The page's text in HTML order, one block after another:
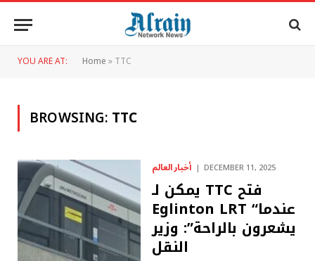
YOU ARE AT: Home»TTC
BROWSING:TTC
أخبار العالم DECEMBER 11, 2025
يمكن لـ TTC فتح
Eglinton LRT “عندما
يشعرون بالراحة”: وزير
النقل